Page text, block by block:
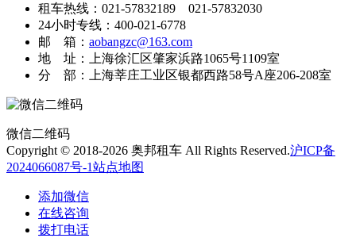
租车热线：021-57832189 021-57832030
24小时专线：400-021-6778
邮 箱： aobangzc@163.com
地 址：上海徐汇区肇家浜路1065号1109室
分 部：上海莘庄工业区银都西路58号A座206-208室
微信二维码
Copyright © 2018-2026 奥邦租车 All Rights Reserved.沪ICP备
2024066087号-1站点地图
添加微信
在线咨询
拨打电话